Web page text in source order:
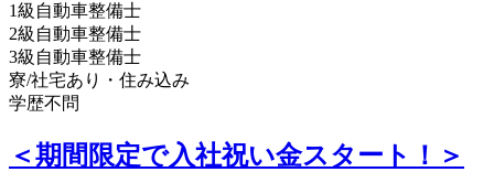
1級自動車整備士
2級自動車整備士
3級自動車整備士
寮/社宅あり・住み込み
学歴不問
＜期間限定で入社祝い金スタート！＞